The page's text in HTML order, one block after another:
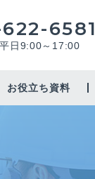
6581
日9:00～17:00
お役立ち資料